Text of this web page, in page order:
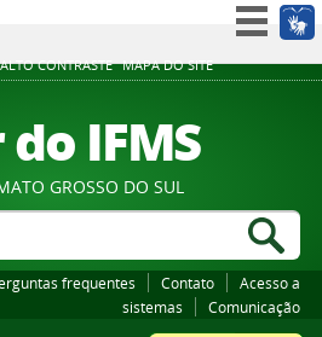
ALTO CONTRASTE MAPA DO SITE
Participe
Legislação
Canais
IFMS
GROSSO DO SUL
frequentes Contato
Acesso a
sistemas
Comunicação